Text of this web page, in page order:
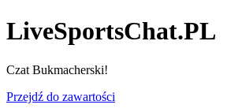
LiveSportsChat.PL
Czat Bukmacherski!
Przejdź do zawartości